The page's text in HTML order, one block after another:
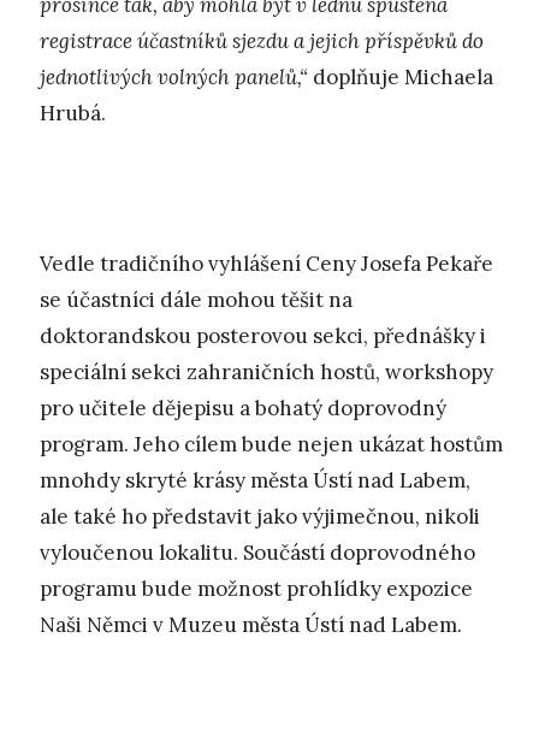
registrace účastníků sjezdu a jejich příspěvků do
jednotlivých volných panelů,“ doplňuje Michaela
Hrubá.
Vedle tradičního vyhlášení Ceny Josefa Pekaře
se účastníci dále mohou těšit na
doktorandskou posterovou sekci, přednášky i
speciální sekci zahraničních hostů, workshopy
pro učitele dějepisu a bohatý doprovodný
program. Jeho cílem bude nejen ukázat hostům
mnohdy skryté krásy města Ústí nad Labem,
ale také ho představit jako výjimečnou, nikoli
vyloučenou lokalitu. Součástí doprovodného
programu bude možnost prohlídky expozice
Naši Němci v Muzeu města Ústí nad Labem.